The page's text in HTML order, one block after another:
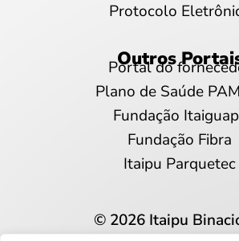
Protocolo
Outros
Portal do
Plano de Saúde
Fundação
Fundação Fibra
Itaipu Parquetec
© 2026 Itaipu